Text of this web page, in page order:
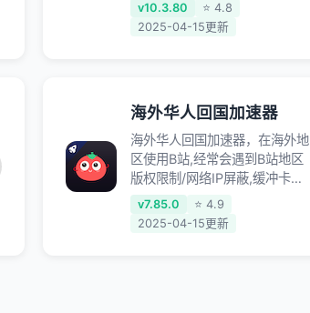
持多种加速场景 了解更多 看视
v10.3.80
⭐ 4.8
2025-04-15更新
海外华人回国加速器
海外华人回国加速器，在海外地
区使用B站,经常会遇到B站地区
版权限制/网络IP屏蔽,缓冲卡顿
等问题,使用我们的哔哩哔哩专
用回国VPN,可加速解决各类网
v7.85.0
⭐ 4.9
2025-04-15更新